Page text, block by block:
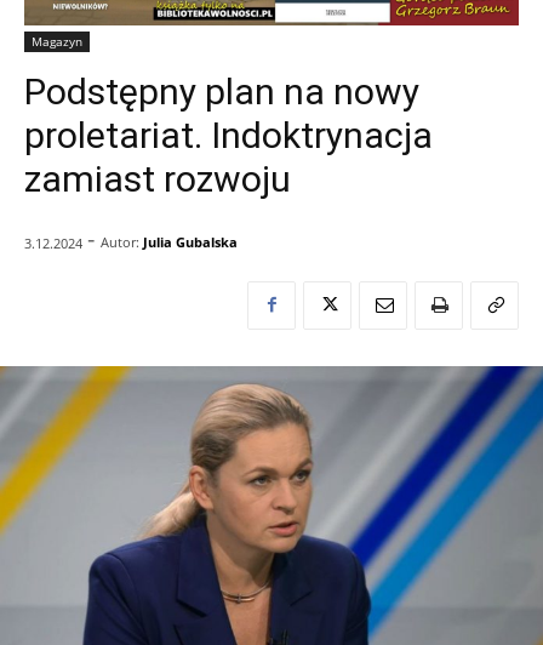
Magazyn
Podstępny plan na nowy
proletariat. Indoktrynacja
zamiast rozwoju
3.12.2024 - Autor: Julia Gubalska